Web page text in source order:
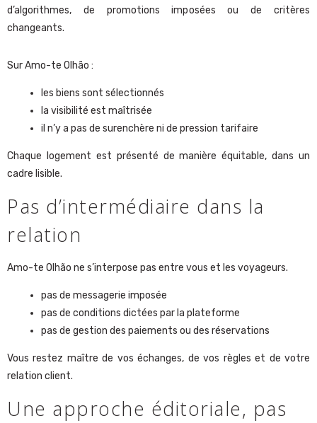
d’algorithmes, de promotions imposées ou de critères
changeants.
Sur Amo-te Olhão :
les biens sont sélectionnés
la visibilité est maîtrisée
il n’y a pas de surenchère ni de pression tarifaire
Chaque logement est présenté de manière équitable, dans un
cadre lisible.
Pas d’intermédiaire dans la
relation
Amo-te Olhão ne s’interpose pas entre vous et les voyageurs.
pas de messagerie imposée
pas de conditions dictées par la plateforme
pas de gestion des paiements ou des réservations
Vous restez maître de vos échanges, de vos règles et de votre
relation client.
Une approche éditoriale, pas